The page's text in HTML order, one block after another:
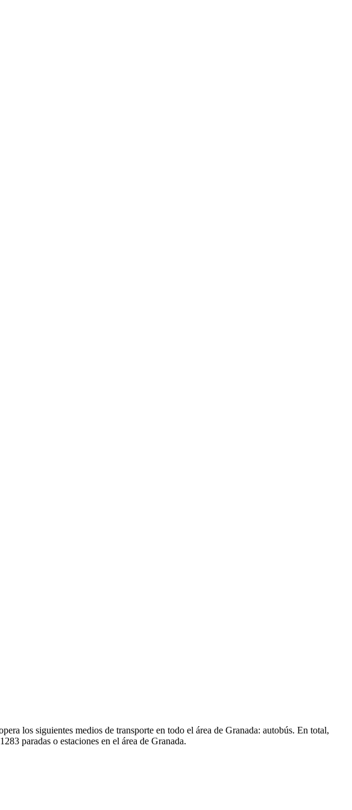
los siguientes medios de transporte en todo el área de Granada: autobús. En total,
paradas o estaciones en el área de Granada.